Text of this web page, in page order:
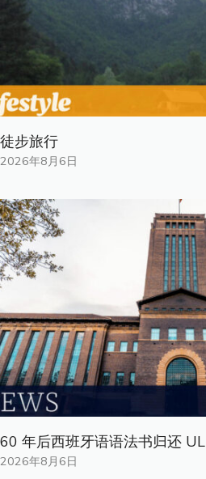
徒步旅行
2026年8月6日
60 年后西班牙语语法书归还 UL
2026年8月6日